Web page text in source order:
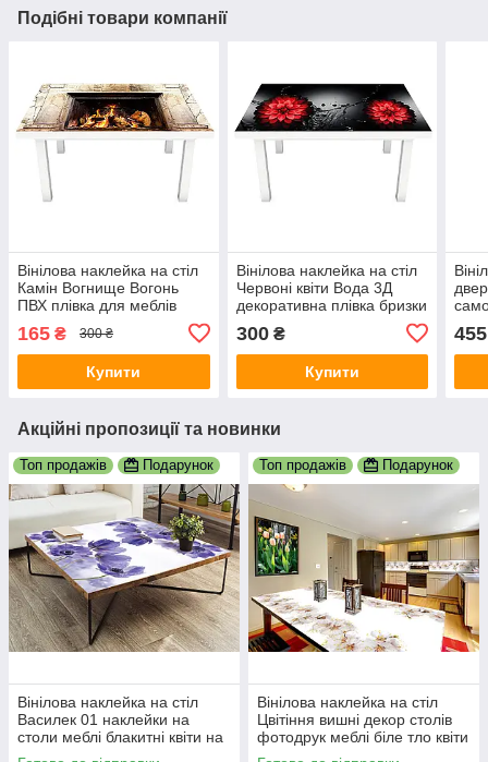
Подібні товари компанії
Вінілова наклейка на стіл
Камін Вогнище Вогонь
ПВХ плівка для меблів
квіти абстракція 600*1200
мм д
165 ₴ 300 ₴
Купити
Вінілова наклейка на стіл
Червоні квіти Вода 3Д
декоративна плівка бризки
на чорному тлі 600х1200
мм
300₴
Купити
455
Акційні пропозиції та новинки
Топ продажів Подарунок
Вінілова наклейка на стіл
Василек 01 наклейки на
столи меблі блакитні квіти на
білому тлі 600х1200 мм
Топ продажів Подарунок
Вінілова наклейка на стіл
Цвітіння вишні декор столів
фотодрук меблі біле тло квіти
сакура 600х1200 мм